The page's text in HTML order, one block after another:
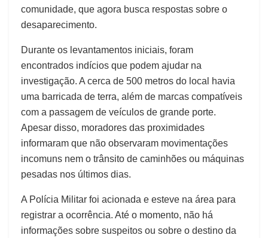
comunidade, que agora busca respostas sobre o
desaparecimento.
Durante os levantamentos iniciais, foram
encontrados indícios que podem ajudar na
investigação. A cerca de 500 metros do local havia
uma barricada de terra, além de marcas compatíveis
com a passagem de veículos de grande porte.
Apesar disso, moradores das proximidades
informaram que não observaram movimentações
incomuns nem o trânsito de caminhões ou máquinas
pesadas nos últimos dias.
A Polícia Militar foi acionada e esteve na área para
registrar a ocorrência. Até o momento, não há
informações sobre suspeitos ou sobre o destino da